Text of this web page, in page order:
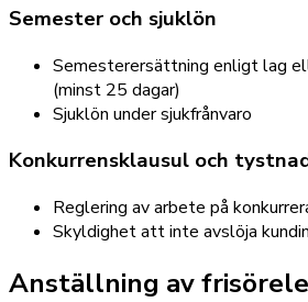
Semester och sjuklön
Semesterersättning enligt lag
(minst 25 dagar)
Sjuklön under sjukfrånvaro
Konkurrensklausul och
Reglering av arbete på
Skyldighet att inte avslöja
Anställning av